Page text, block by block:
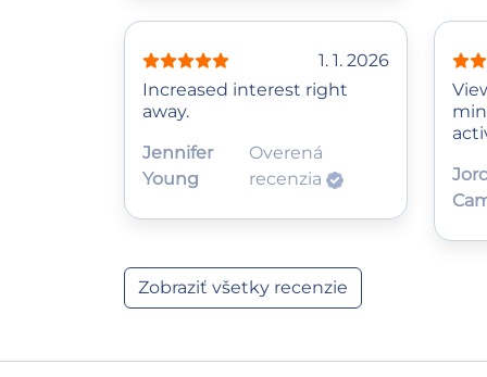
1. 1. 2026
Increased interest right
away.
Jennifer
Young
Overená
recenzia
Zobraziť všetky recenzie